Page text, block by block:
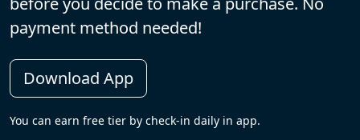
payment method needed!
Download App
You can earn free tier by check-in daily in app.